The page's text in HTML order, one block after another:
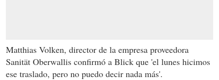
Matthias Volken, director de la empresa proveedora
Sanität Oberwallis confirmó a Blick que 'el lunes hicimos
ese traslado, pero no puedo decir nada más'.